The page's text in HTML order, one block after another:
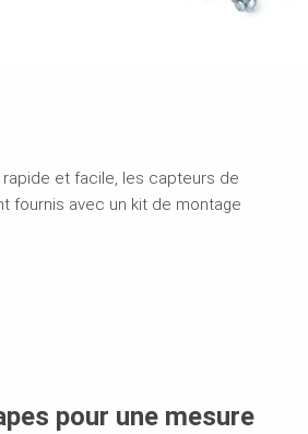
rapide et facile, les capteurs de
fournis avec un kit de montage
pour une mesure